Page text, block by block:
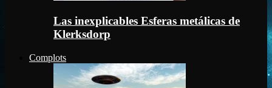
Las inexplicables Esferas metálicas de
Klerksdorp
Complots